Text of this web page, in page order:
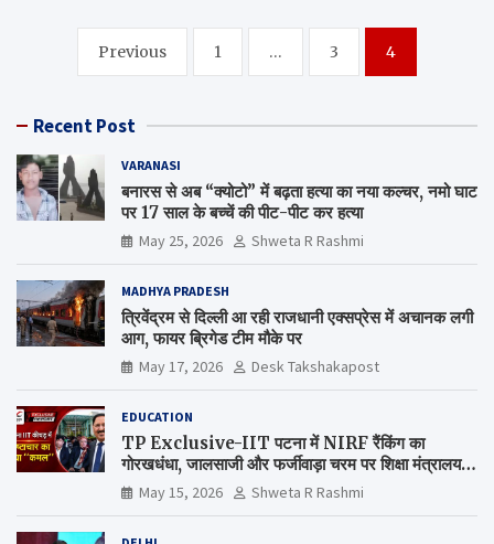
navigation
Previous 1 … 3 4
Recent Post
VARANASI
बनारस से अब “क्योटो” में बढ़ता हत्या का नया कल्चर, नमो घाट
पर 17 साल के बच्चें की पीट-पीट कर हत्या
May 25, 2026 Shweta R Rashmi
MADHYA PRADESH
त्रिवेंद्रम से दिल्ली आ रही राजधानी एक्सप्रेस में अचानक लगी
आग, फायर ब्रिगेड टीम मौके पर
May 17, 2026 Desk Takshakapost
EDUCATION
TP Exclusive-IIT पटना में NIRF रैंकिंग का
गोरखधंधा, जालसाजी और फर्जीवाड़ा चरम पर शिक्षा मंत्रालय
कब जागेगा ?
May 15, 2026 Shweta R Rashmi